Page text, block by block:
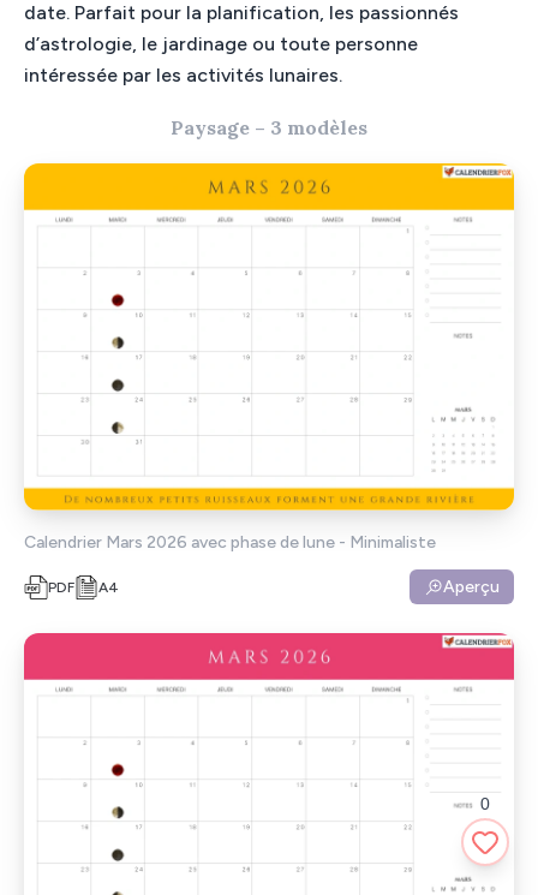
date. Parfait pour la planification, les passionnés
d’astrologie, le jardinage ou toute personne
intéressée par les activités lunaires.
Paysage – 3 modèles
Calendrier Mars 2026 avec phase de lune - Minimaliste
PDF A4 Aperçu
0